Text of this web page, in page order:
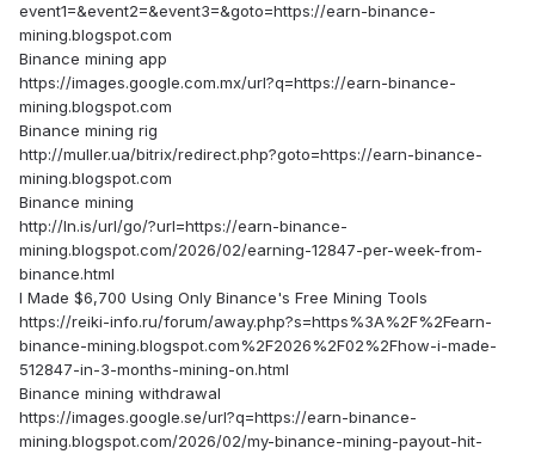
event1=&event2=&event3=&goto=https://earn-binance-
mining.blogspot.com
Binance mining app
https://images.google.com.mx/url?q=https://earn-binance-
mining.blogspot.com
Binance mining rig
http://muller.ua/bitrix/redirect.php?goto=https://earn-binance-
mining.blogspot.com
Binance mining
http://ln.is/url/go/?url=https://earn-binance-
mining.blogspot.com/2026/02/earning-12847-per-week-from-
binance.html
I Made $6,700 Using Only Binance's Free Mining Tools
https://reiki-info.ru/forum/away.php?s=https%3A%2F%2Fearn-
binance-mining.blogspot.com%2F2026%2F02%2Fhow-i-made-
512847-in-3-months-mining-on.html
Binance mining withdrawal
https://images.google.se/url?q=https://earn-binance-
mining.blogspot.com/2026/02/my-binance-mining-payout-hit-